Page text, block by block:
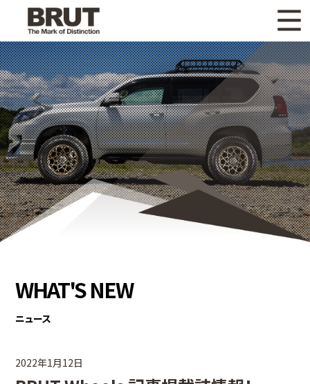
WHAT'S NEW ニュース
WHEEL LINEUP ホイールラインナップ
OTHER PRODUCT 関連製品
GALLERY ギャラリー
CATALOG カタログ請求
PRIVACY POLICY 個人情報保護方針
WHAT'S NEW
ニュース
2022年1月12日